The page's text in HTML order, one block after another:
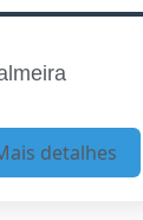
detalhes